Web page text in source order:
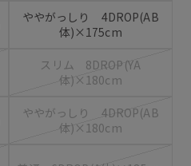
ややがっしり 4DROP(AB
体)×175cm
スリム 8DROP(YA
体)×180cm
ややがっしり 4DROP(AB
体)×180cm